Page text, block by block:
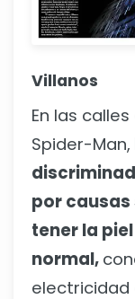
Villanos
En las
Spider-Man,
por
tener la
normal,
electricidad